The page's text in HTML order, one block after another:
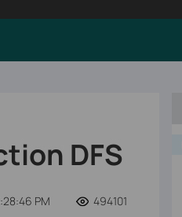
DFS
PM 494101